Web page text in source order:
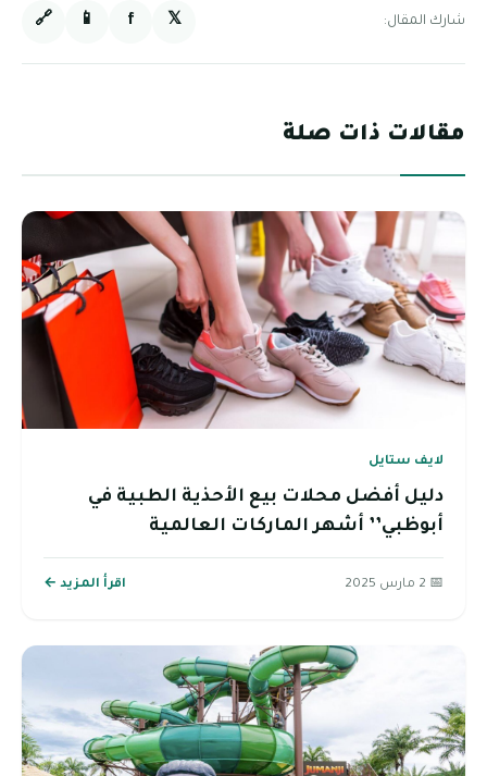
شارك المقال: 𝕏
f
📱
🔗
مقالات ذات صلة
لايف ستايل
دليل أفضل محلات بيع الأحذية الطبية في
أبوظبي’’ أشهر الماركات العالمية
📅 2 مارس 2025 اقرأ المزيد ←